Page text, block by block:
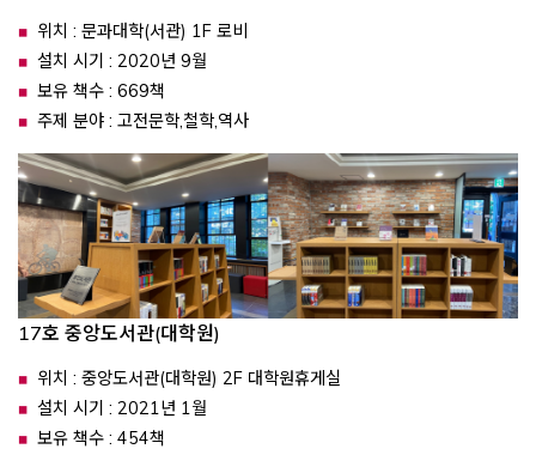
위치 : 문과대학(서관) 1F 로비
설치 시기 : 2020년 9월
보유 책수 : 669책
주제 분야 : 고전문학,철학,역사
17호 중앙도서관(대학원)
위치 : 중앙도서관(대학원) 2F 대학원휴게실
설치 시기 : 2021년 1월
보유 책수 : 454책